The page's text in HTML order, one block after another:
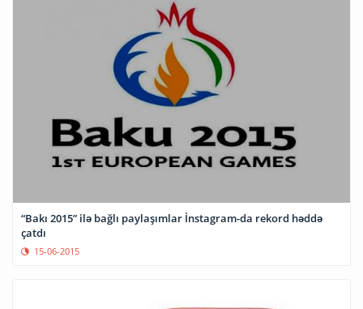
“Bakı 2015” ilə bağlı paylaşımlar İnstagram-da rekord həddə
çatdı
15-06-2015